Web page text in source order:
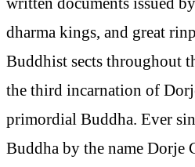
dharma kings, and great
Buddhist sects throughout
the third incarnation of
primordial Buddha. Ever
Buddha by the name Dorje